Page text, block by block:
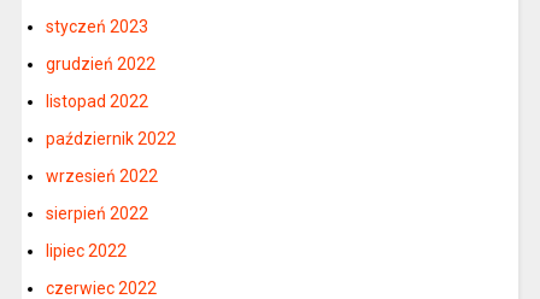
styczeń 2023
grudzień 2022
listopad 2022
październik 2022
wrzesień 2022
sierpień 2022
lipiec 2022
czerwiec 2022